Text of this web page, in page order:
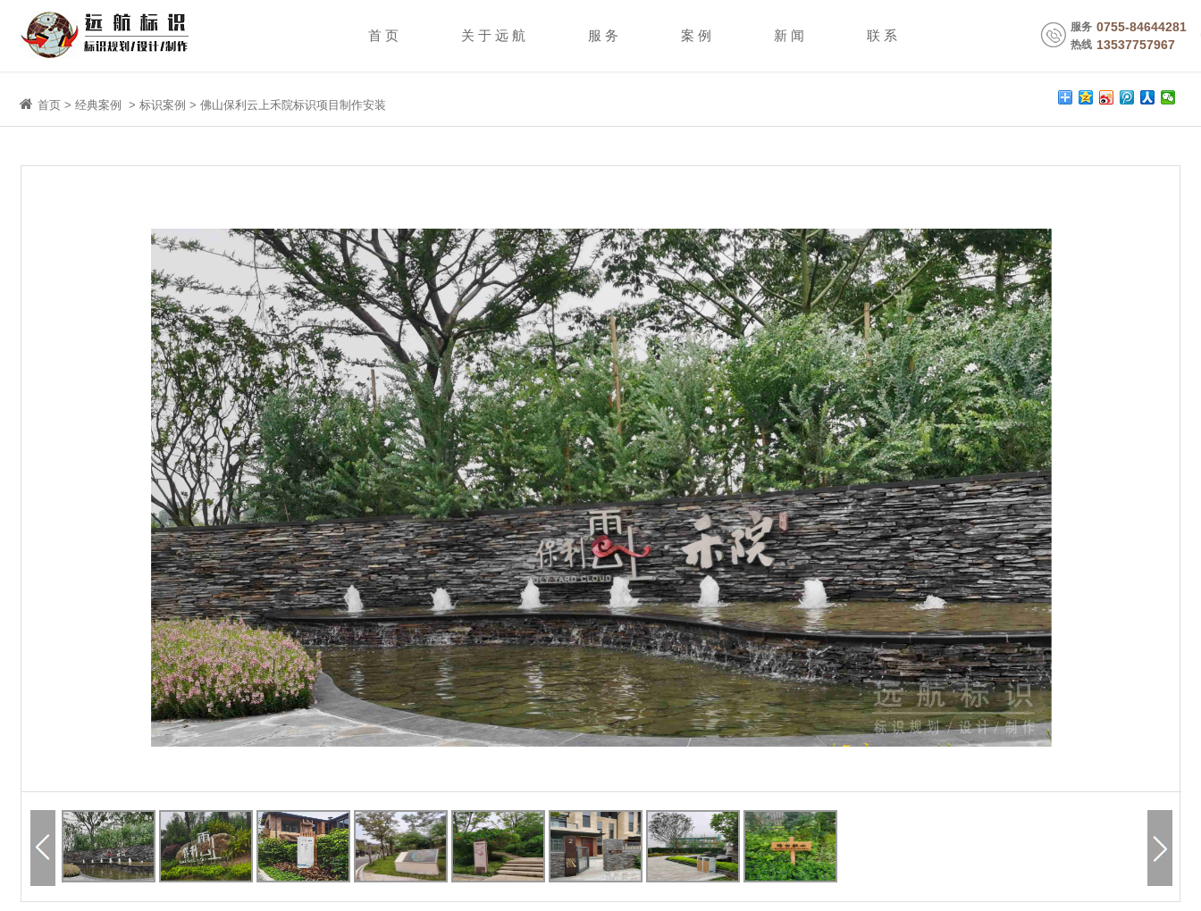
首 页 关 于 远 航 服 务 案 例 新 闻 联 系
服务
热线
0755-84644281
13537757967
首页 > 经典案例 > 标识案例 > 佛山保利云上禾院标识项目制作安装